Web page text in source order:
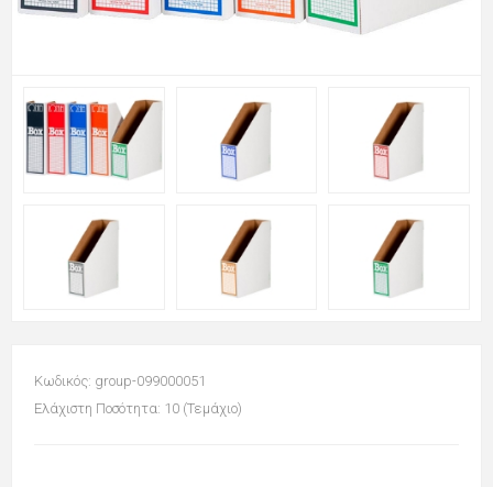
Κωδικός: group-099000051
Ελάχιστη Ποσότητα: 10 (Τεμάχιο)